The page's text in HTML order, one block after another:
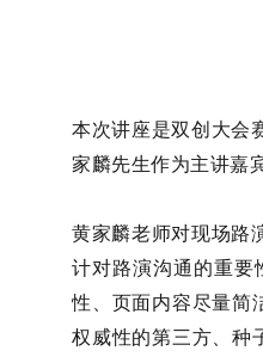
本次讲座是双创大会
家麟先生作为主讲嘉
黄家麟老师对现场路
计对路演沟通的重要
性、页面内容尽量简
权威性的第三方、种